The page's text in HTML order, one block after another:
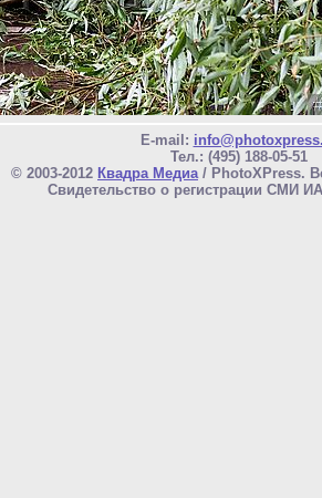
E-mail:
Тел.: (495) 188-05-51
© 2003-2012 Квадра Медиа/ PhotoXPress.
Свидетельство о регистрации СМИ